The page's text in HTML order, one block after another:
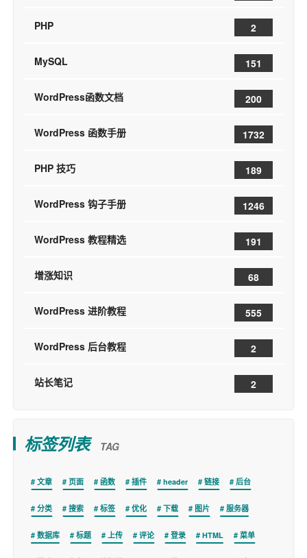
PHP 2
MySQL 151
WordPress函数文档 200
WordPress 函数手册 1732
PHP 技巧 189
WordPress 钩子手册 1246
WordPress 教程精选 191
增涨知识 68
WordPress 进阶教程 555
WordPress 后台教程 2
站长笔记 2
标签列表 TAG
文章 页面 函数 插件 header 链接 后台
分类 搜索 标签 优化 下载 图片 服务器
数据库 标题 上传 评论 登录 HTML 菜单